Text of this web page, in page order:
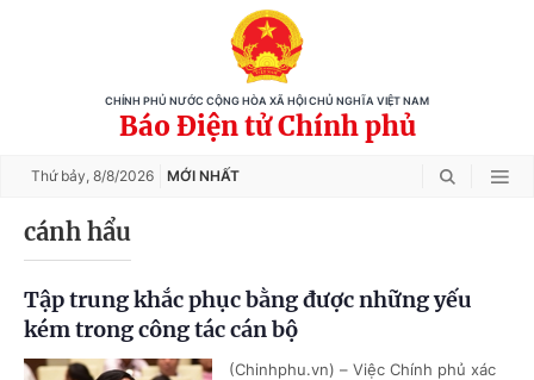
CHÍNH PHỦ NƯỚC CỘNG HÒA XÃ HỘI CHỦ NGHĨA VIỆT NAM
Báo Điện tử Chính phủ
Thứ bảy, 8/8/2026 MỚI NHẤT
cánh hẩu
Tập trung khắc phục bằng được những yếu
kém trong công tác cán bộ
(Chinhphu.vn) – Việc Chính phủ xác